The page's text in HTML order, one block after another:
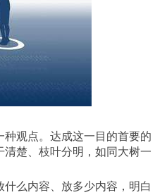
楚、枝叶分明，如同大树一